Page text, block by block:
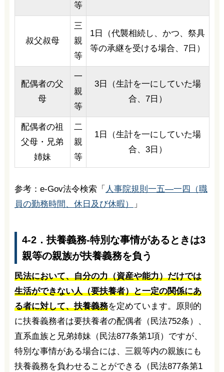
等
叔父叔母
三
親
等
1日（代襲相続し、かつ、祭具
等の承継を受ける場合、7日）
配偶者の父
母
一
親
等
3日（生計を一にしていた場
合、7日）
配偶者の祖
父母・兄弟
姉妹
二
親
等
1日（生計を一にしていた場
合、3日）
参考：e-Gov法令検索「 人事院規則一五―一四（職
員の勤務時間、休日及び休暇）
」
4-2．扶養義務-特別な事情があるときは3
親等の親族が扶養義務を負う
民法において、自分の力（資産や能力）だけでは
生活ができない人（要扶養者）と一定の関係にあ
る者に対して、扶養義務を定めています。原則的
に扶養義務者は要扶養者の配偶者（民法752条）、
直系血族と兄弟姉妹（民法877条第1項）ですが、
特別な事情がある場合には、三親等内の親族にも
扶養義務を負わせることができる（民法877条第1